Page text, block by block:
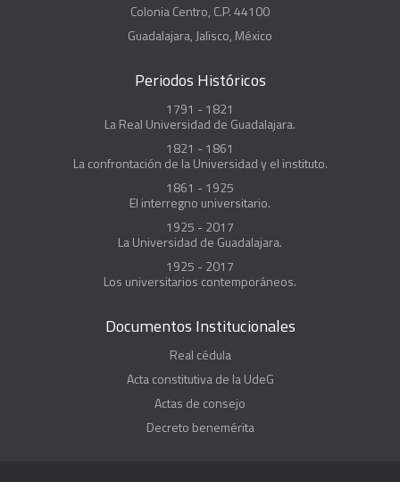
Colonia Centro, C.P. 44100
Guadalajara, Jalisco, México
Periodos Históricos
1791 - 1821
La Real Universidad de Guadalajara.
1821 - 1861
La confrontación de la Universidad y el instituto.
1861 - 1925
El interregno universitario.
1925 - 2017
La Universidad de Guadalajara.
1925 - 2017
Los universitarios contemporáneos.
Documentos Institucionales
Real cédula
Acta constitutiva de la UdeG
Actas de consejo
Decreto benemérita